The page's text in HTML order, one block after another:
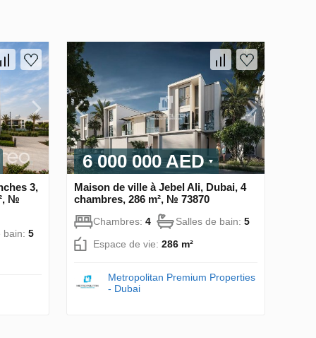
3,
№
bain: 5
6 000 000 AED
Maison de ville à Jebel Ali, Dubai, 4
chambres, 286 m², № 73870
Chambres: 4 Salles de bain: 5
Espace de vie: 286 m²
Metropolitan Premium Properties
- Dubai